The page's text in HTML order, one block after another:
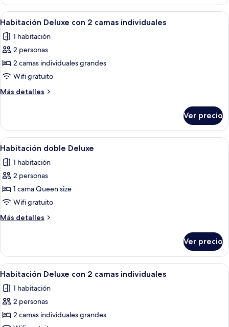
doble
Deluxe
Abrir
todas
las
fotos
de
Habitación
Deluxe
con
camas
individuales
Ropa de cama de alta calidad y caja
2
Habitación Deluxe con 2 camas individuales
1 habitación
2 personas
2 camas individuales grandes
Wifi gratuito
Más detalles
Más
Deluxe
con
2
individuales
Ver precio
Abrir
todas
las
fotos
de
Habitación
doble
Deluxe
Ropa de cama de alta calidad y caja
2
Habitación doble Deluxe
1 habitación
2 personas
1 cama Queen size
Wifi gratuito
Más detalles
Más
doble
Deluxe
Ver precio
Abrir
todas
las
fotos
de
Ropa de cama de alta calidad y caja
2
Habitación Deluxe con 2 camas individuales
1 habitación
2 personas
2 camas individuales grandes